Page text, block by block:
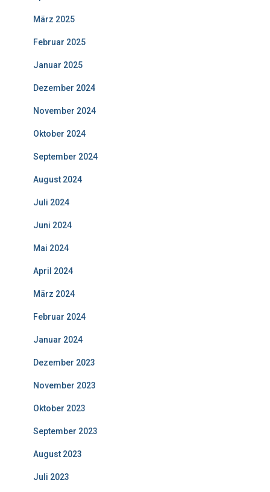
März 2025
Februar 2025
Januar 2025
Dezember 2024
November 2024
Oktober 2024
September 2024
August 2024
Juli 2024
Juni 2024
Mai 2024
April 2024
März 2024
Februar 2024
Januar 2024
Dezember 2023
November 2023
Oktober 2023
September 2023
August 2023
Juli 2023